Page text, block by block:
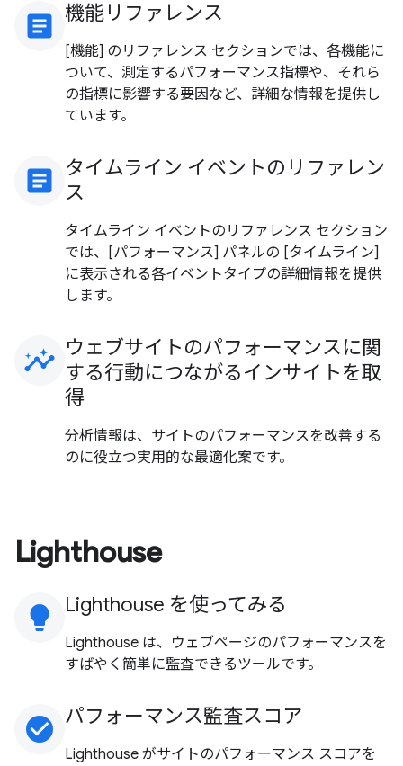
article 機能リファレンス
[機能] のリファレンス セクションでは、各機能に
ついて、測定するパフォーマンス指標や、それら
の指標に影響する要因など、詳細な情報を提供し
ています。
article タイムライン イベントのリファレン
ス
タイムライン イベントのリファレンス セクション
では、[パフォーマンス] パネルの [タイムライン]
に表示される各イベントタイプの詳細情報を提供
します。
insights ウェブサイトのパフォーマンスに関
する行動につながるインサイトを取
得
分析情報は、サイトのパフォーマンスを改善する
のに役立つ実用的な最適化案です。
Lighthouse
lightbulb Lighthouse を使ってみる
Lighthouse は、ウェブページのパフォーマンスを
すばやく簡単に監査できるツールです。
check_circle パフォーマンス監査スコア
Lighthouse がサイトのパフォーマンス スコアを